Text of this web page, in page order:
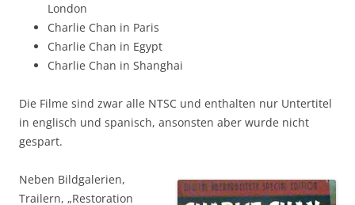
London
Charlie Chan in Paris
Charlie Chan in Egypt
Charlie Chan in Shanghai
Die Filme sind zwar alle NTSC und enthalten nur Untertitel
in englisch und spanisch, ansonsten aber wurde nicht
gespart.
Neben Bildgalerien,
Trailern, „Restoration